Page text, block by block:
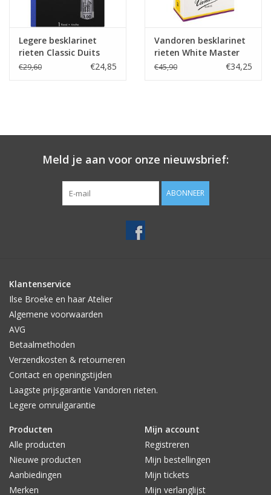
Legere besklarinet
rieten Classic Duits
€29,60 €24,85
Vandoren besklarinet
rieten White Master
€45,90 €34,25
Meld je aan voor onze nieuwsbrief:
ABONNEER
Klantenservice
Ilse Broeke en haar Atelier
Algemene voorwaarden
AVG
Betaalmethoden
Verzendkosten & retourneren
Contact en openingstijden
Laagste prijsgarantie Vandoren rieten.
Legere omruilgarantie
Producten
Alle producten
Nieuwe producten
Aanbiedingen
Merken
Mijn account
Registreren
Mijn bestellingen
Mijn tickets
Mijn verlanglijst